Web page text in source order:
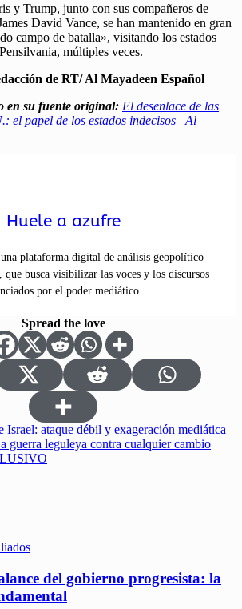
y Trump, junto con sus compañeros de
David Vance, se han mantenido en gran
campo de batalla», visitando los estados
múltiples veces.
de RT/ Al Mayadeen Español
en su fuente original: El desenlace de las
el papel de los estados indecisos | Al
Huele a azufre
plataforma digital de análisis geopolítico
que busca visibilizar las voces y los discursos
por el poder mediático.
Spread the love
Israel: ataque débil y exageración mediática
guerra leguleya contra cualquier cambio
del gobierno progresista: la